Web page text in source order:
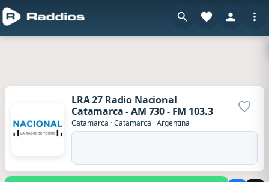
LRA 27 Radio Nacional
Catamarca - AM 730 - FM 103.3
Catamarca ·Catamarca ·Argentina